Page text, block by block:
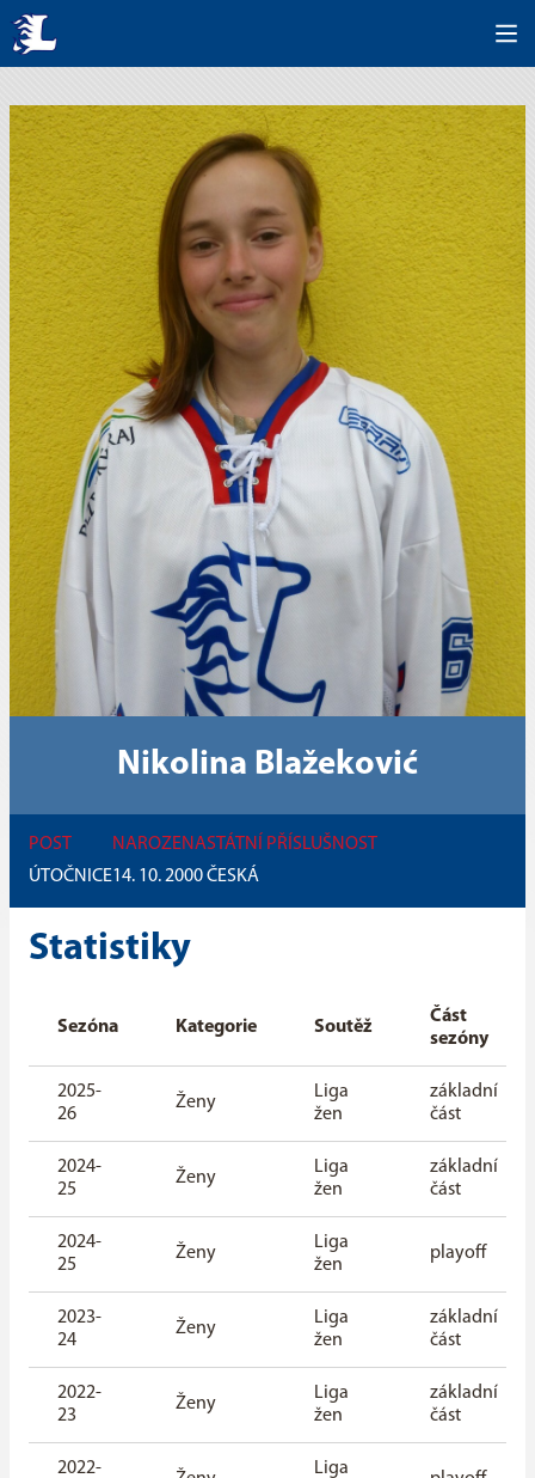
Nikolina Blažeković
POST
ÚTOČNICE
NAROZENA
14. 10. 2000
STÁTNÍ PŘÍSLUŠNOST
ČESKÁ
Statistiky
Sezóna Kategorie Soutěž
Část
sezóny
2025-
26
Ženy
Liga
žen
základní
část
2024-
25
Ženy
Liga
žen
základní
část
2024-
25
Ženy
Liga
žen
playoff
2023-
24
Ženy
Liga
žen
základní
část
2022-
23
Ženy
Liga
žen
základní
část
2022-
Liga